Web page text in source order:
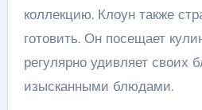
коллекцию. Клоун также
готовить. Он посещает
регулярно удивляет своих
изысканными блюдами.